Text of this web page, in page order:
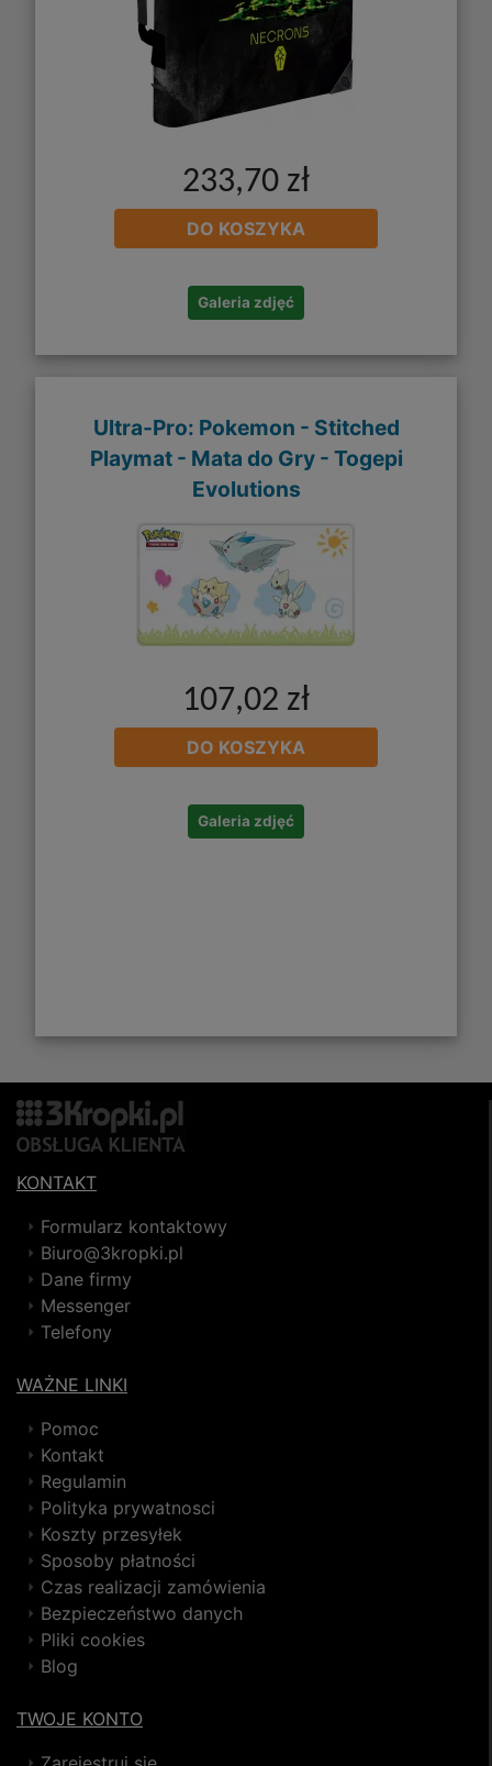
233,70 zł
DO KOSZYKA
Galeria zdjęć
Ultra-Pro: Pokemon - Stitched
Playmat - Mata do Gry - Togepi
Evolutions
107,02 zł
DO KOSZYKA
Galeria zdjęć
KONTAKT
Formularz kontaktowy
Biuro@3kropki.pl
Dane firmy
Messenger
Telefony
WAŻNE LINKI
Pomoc
Kontakt
Regulamin
Polityka prywatnosci
Koszty przesyłek
Sposoby płatności
Czas realizacji zamówienia
Bezpieczeństwo danych
Pliki cookies
Blog
TWOJE KONTO